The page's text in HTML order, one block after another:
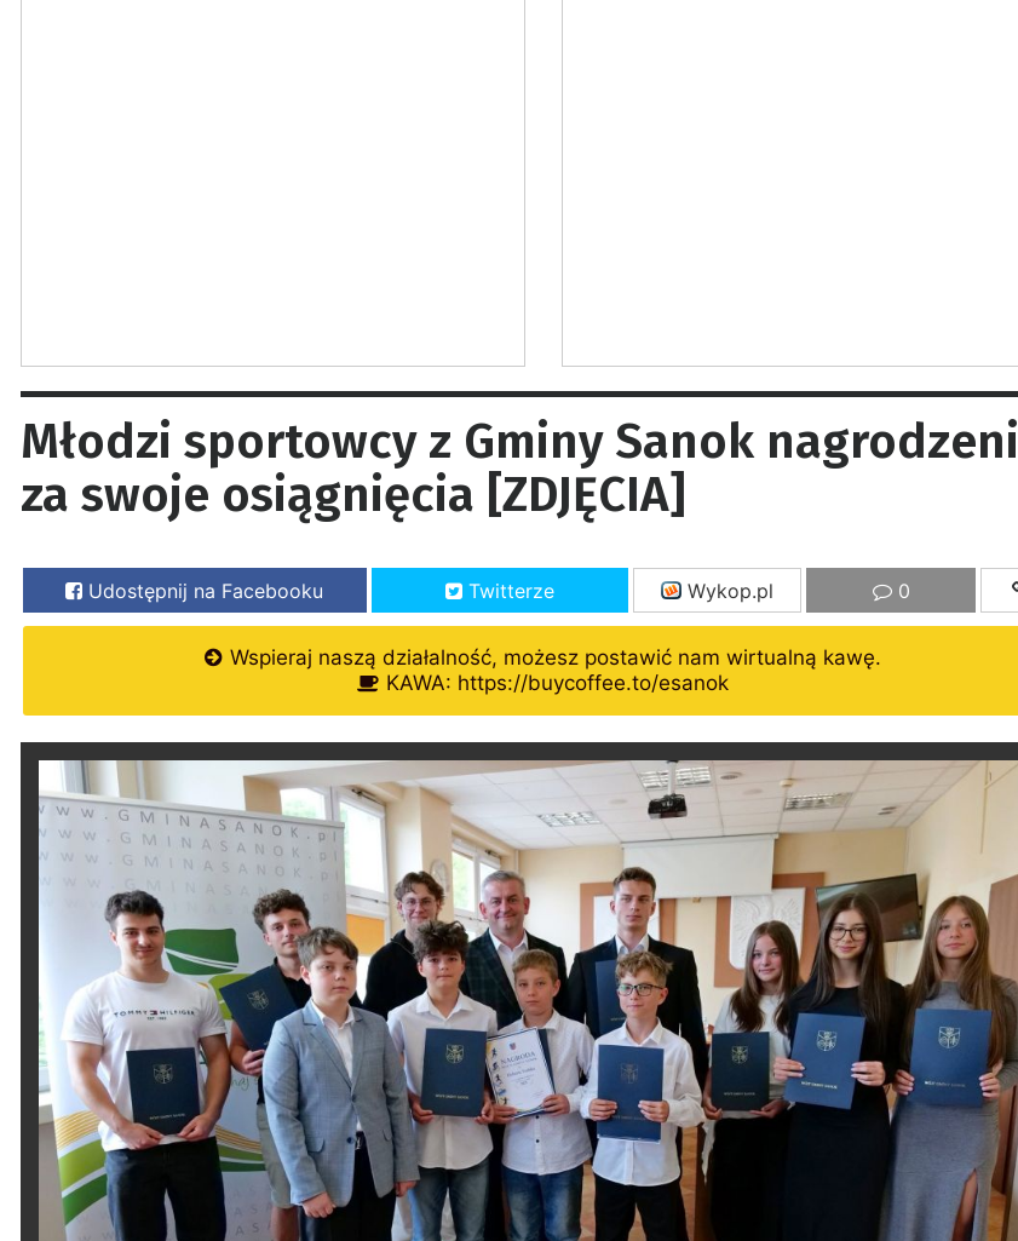
Młodzi sportowcy z Gminy Sanok nagrodzeni
za swoje osiągnięcia [ZDJĘCIA]
Udostępnij na Facebooku Twitterze Wykop.pl 0
Wspieraj naszą działalność, możesz postawić nam wirtualną kawę.
KAWA: https://buycoffee.to/esanok